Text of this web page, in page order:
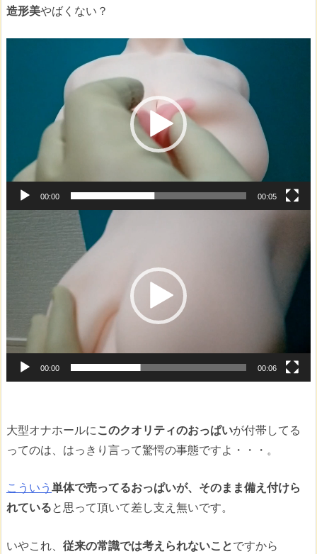
造形美やばくない？
00:00 00:05
動
ー
00:00 00:06
大型オナホールにこのクオリティのおっぱいが付帯してる
ってのは、はっきり言って驚愕の事態ですよ・・・。
こういう単体で売ってるおっぱいが、そのまま備え付けら
れていると思って頂いて差し支え無いです。
いやこれ、 従来の常識では考えられないことですから